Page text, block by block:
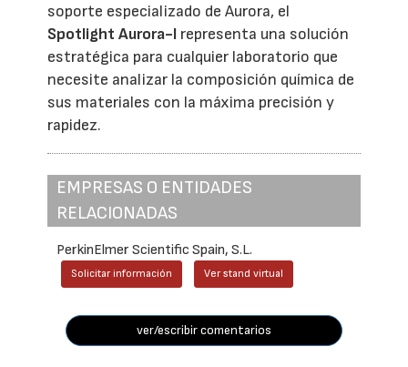
soporte especializado de Aurora, el
Spotlight Aurora-I representa una solución
estratégica para cualquier laboratorio que
necesite analizar la composición química de
sus materiales con la máxima precisión y
rapidez.
EMPRESAS O ENTIDADES
RELACIONADAS
PerkinElmer Scientific Spain, S.L.
Solicitar información Ver stand virtual
ver/escribir comentarios